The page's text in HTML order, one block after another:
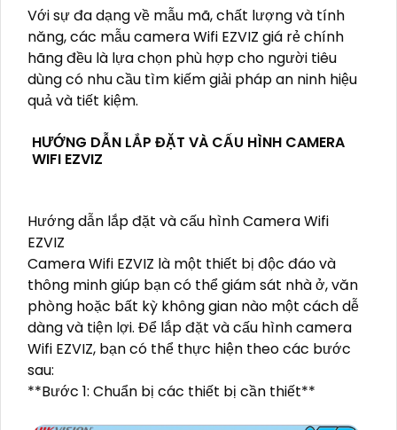
Với sự đa dạng về mẫu mã, chất lượng và tính
năng, các mẫu camera Wifi EZVIZ giá rẻ chính
hãng đều là lựa chọn phù hợp cho người tiêu
dùng có nhu cầu tìm kiếm giải pháp an ninh hiệu
quả và tiết kiệm.
HƯỚNG DẪN LẮP ĐẶT VÀ CẤU HÌNH CAMERA
WIFI EZVIZ
Hướng dẫn lắp đặt và cấu hình Camera Wifi
EZVIZ
Camera Wifi EZVIZ là một thiết bị độc đáo và
thông minh giúp bạn có thể giám sát nhà ở, văn
phòng hoặc bất kỳ không gian nào một cách dễ
dàng và tiện lợi. Để lắp đặt và cấu hình camera
Wifi EZVIZ, bạn có thể thực hiện theo các bước
sau:
**Bước 1: Chuẩn bị các thiết bị cần thiết**